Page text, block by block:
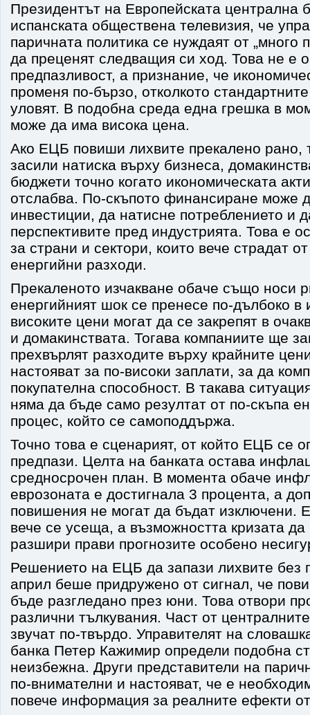
Президентът на Европейската централна
испанската обществена телевизия, че
паричната политика се нуждаят от „много
да преценят следващия си ход. Това не е
предпазливост, а признание, че
променя по-бързо, отколкото
уловят. В подобна среда една грешка в
може да има висока цена.
Ако ЕЦБ повиши лихвите прекалено рано,
засили натиска върху бизнеса,
бюджети точно когато икономическата
отслабва. По-скъпото финансиране може
инвестиции, да натисне потреблението и
перспективите пред индустрията. Това е
за страни и сектори, които вече страдат
енергийни разходи.
Прекаленото изчакване обаче също носи
енергийният шок се пренесе по-дълбоко в
високите цени могат да се закрепят в
и домакинствата. Тогава компаниите ще
прехвърлят разходите върху крайните
настояват за по-високи заплати, за да
покупателна способност. В такава
няма да бъде само резултат от по-скъпа
процес, който се самоподдържа.
Точно това е сценарият, от който ЕЦБ се
предпази. Целта на банката остава
средносрочен план. В момента обаче
еврозоната е достигнала 3 процента, а
повишения не могат да бъдат изключени.
вече се усеща, а възможността кризата
разшири прави прогнозите особено
Решението на ЕЦБ да запази лихвите без
април беше придружено от сигнал, че
бъде разгледано през юни. Това отвори
различни тълкувания. Част от
звучат по-твърдо. Управителят на
банка Петер Кажимир определи подобна
неизбежна. Други представители на
по-внимателни и настояват, че е
повече информация за реалните ефекти